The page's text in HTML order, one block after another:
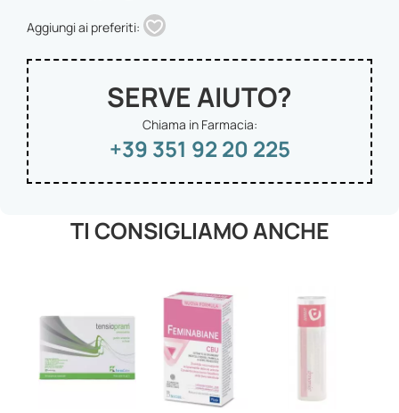
Aggiungi ai preferiti:
SERVE AIUTO?
Chiama in Farmacia:
+39 351 92 20 225
TI CONSIGLIAMO ANCHE